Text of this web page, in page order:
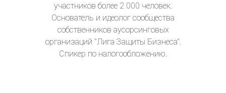
участников более 2 000 человек.
Основатель и идеолог сообщества
собственников аусорсинговых
организаций "Лига Защиты Бизнеса".
Спикер по налогообложению.